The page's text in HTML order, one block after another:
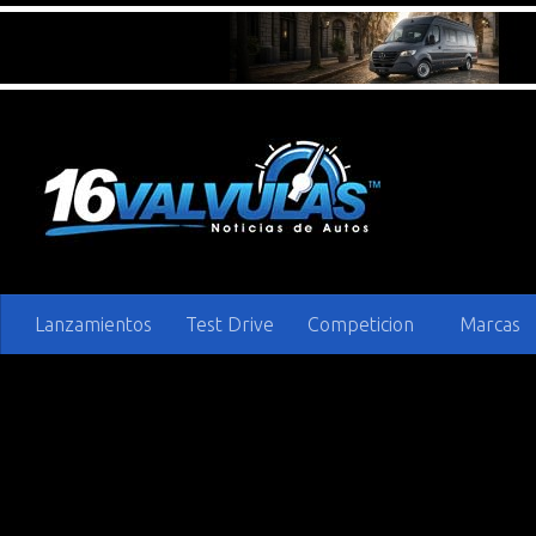
Lanzamientos Test Drive Competicion Marcas